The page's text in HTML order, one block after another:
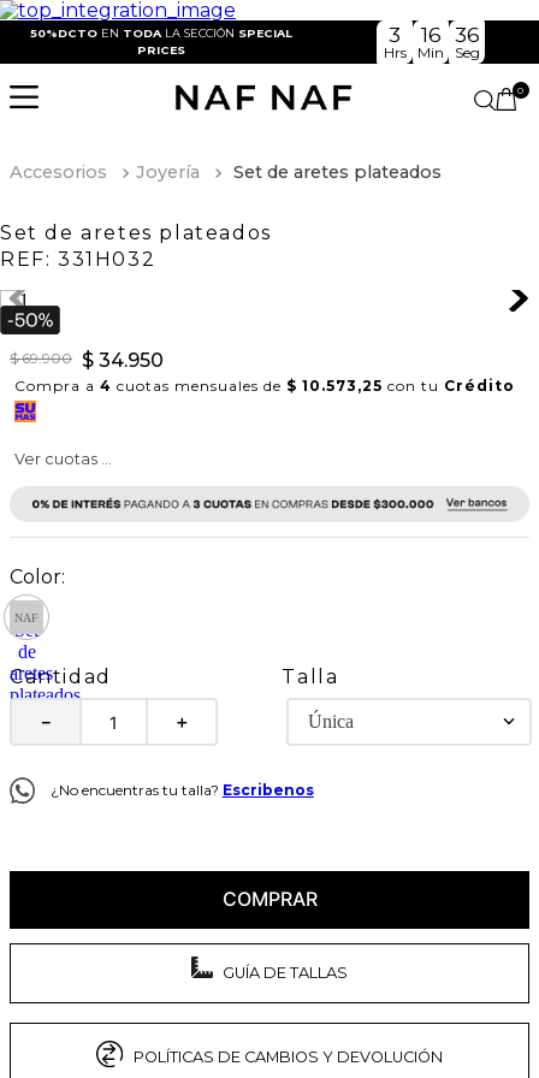
50%DCTO EN TODA LA SECCIÓN SPECIAL
PRICES
3
Hrs
16
Min
36
Seg
0
Accesorios Joyería Set de aretes plateados
Set de aretes plateados
REF: 331H032
$ 69.900 $ 34.950
Compra a 4 cuotas mensuales de $ 10.573,25 con tu Crédito
Ver cuotas ...
Cantidad
＋
－
Talla
Única
¿No encuentras tu talla? Escribenos
COMPRAR
GUÍA DE TALLAS
POLÍTICAS DE CAMBIOS Y DEVOLUCIÓN